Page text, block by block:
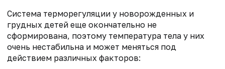
Система терморегуляции у новорожденных и
грудных детей еще окончательно не
сформирована, поэтому температура тела у них
очень нестабильна и может меняться под
действием различных факторов: